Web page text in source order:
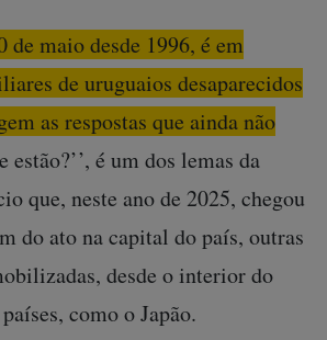
de maio desde 1996, é em
de uruguaios desaparecidos
as respostas que ainda não
estão?’’, é um dos lemas da
que, neste ano de 2025, chegou
do ato na capital do país, outras
desde o interior do
como o Japão.